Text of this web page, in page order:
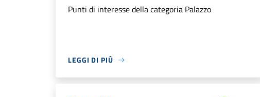
Punti di interesse della categoria Palazzo
LEGGI DI PIÙ